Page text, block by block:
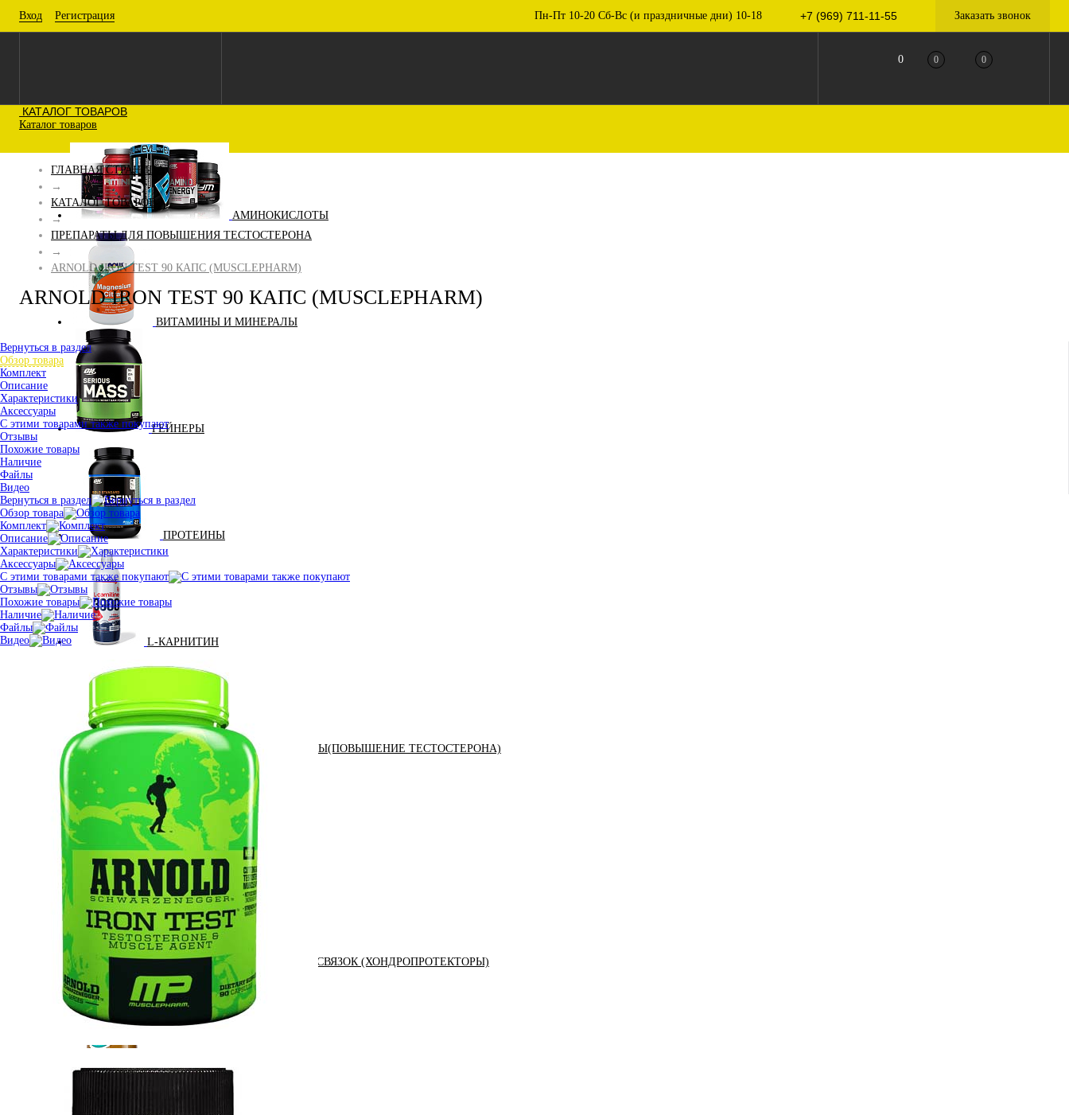
Вход Регистрация Пн-Пт 10-20 Сб-Вс (и праздничные дни) 10-18 +7 (969) 711-11-55 Заказать звонок
0 0 0
КАТАЛОГ ТОВАРОВ
Каталог товаров
АМИНОКИСЛОТЫ
ВИТАМИНЫ И МИНЕРАЛЫ
ГЕЙНЕРЫ
ПРОТЕИНЫ
L-КАРНИТИН
АНАБОЛИЧЕСКИЕ КОМПЛЕКСЫ(ПОВЫШЕНИЕ ТЕСТОСТЕРОНА)
АКСЕССУАРЫ
ДОБАВКИ ДЛЯ СУСТАВОВ И СВЯЗОК (ХОНДРОПРОТЕКТОРЫ)
ДИЕТИЧЕСКОЕ ПИТАНИЕ
ГЛАВНАЯ СТРАНИЦА
→
КАТАЛОГ ТОВАРОВ
→
ПРЕПАРАТЫ ДЛЯ ПОВЫШЕНИЯ ТЕСТОСТЕРОНА
→
ARNOLD IRON TEST 90 КАПС (MUSCLEPHARM)
ARNOLD IRON TEST 90 КАПС (MUSCLEPHARM)
Вернуться в раздел
Обзор товара
Комплект
Описание
Характеристики
Аксессуары
С этими товарами также покупают
Отзывы
Похожие товары
Наличие
Файлы
Видео
Вернуться в раздел
Обзор товара
Комплект
Описание
Характеристики
Аксессуары
С этими товарами также покупают
Отзывы
Похожие товары
Наличие
Файлы
Видео